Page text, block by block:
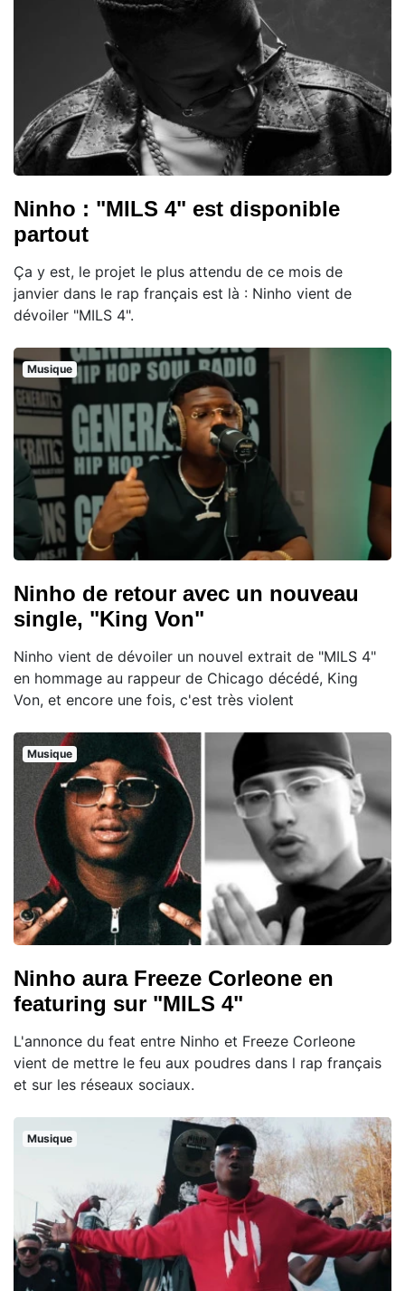
Ninho : "MILS 4" est disponible
partout
Ça y est, le projet le plus attendu de ce mois de
janvier dans le rap français est là : Ninho vient de
dévoiler "MILS 4".
Musique
Ninho de retour avec un nouveau
single, "King Von"
Ninho vient de dévoiler un nouvel extrait de "MILS 4"
en hommage au rappeur de Chicago décédé, King
Von, et encore une fois, c'est très violent
Musique
Ninho aura Freeze Corleone en
featuring sur "MILS 4"
L'annonce du feat entre Ninho et Freeze Corleone
vient de mettre le feu aux poudres dans l rap français
et sur les réseaux sociaux.
Musique